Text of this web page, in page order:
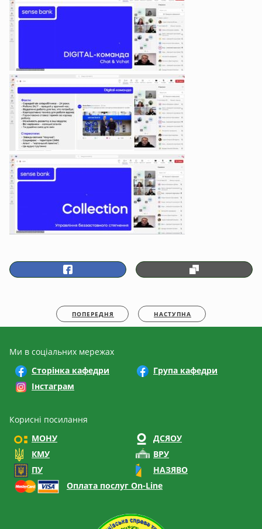
ПОПЕРЕДНЯ НАСТУПНА
Ми в соціальних мережах
Сторінка кафедри
Група кафедри
Інстаграм
Корисні посилання
МОНУ
ДСЯОУ
КМУ
ВРУ
ПУ
НАЗЯВО
Оплата послуг On-Line